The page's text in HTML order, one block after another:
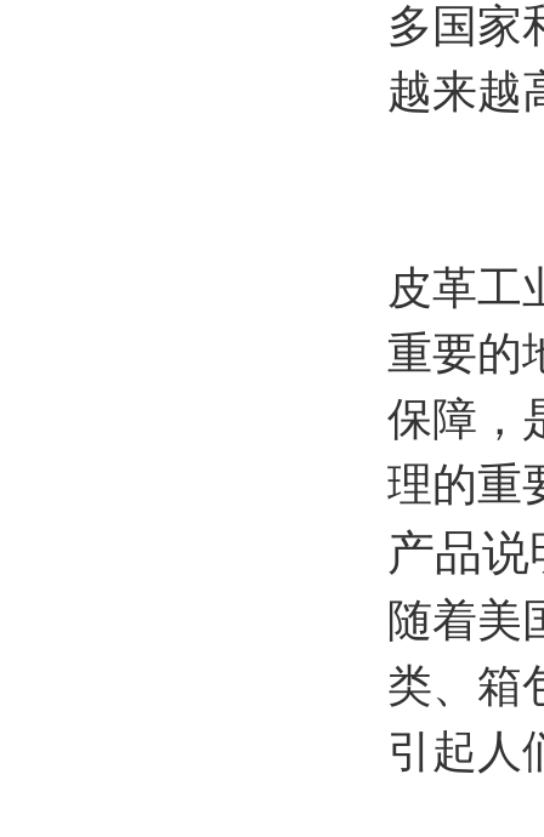
多国家
越来越
皮革工
重要的
保障，
理的重
产品
随着美
类、箱
引起人